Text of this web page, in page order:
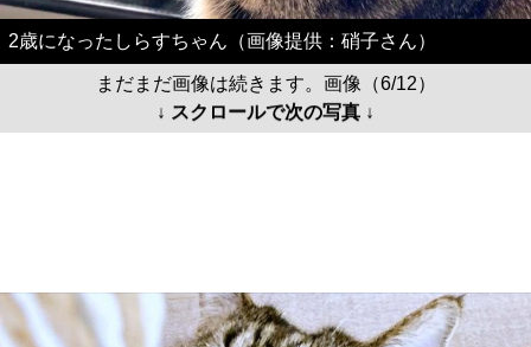
2歳になったしらすちゃん（画像提供：硝子さん）
まだまだ画像は続きます。画像（6/12）
↓ スクロールで次の写真 ↓